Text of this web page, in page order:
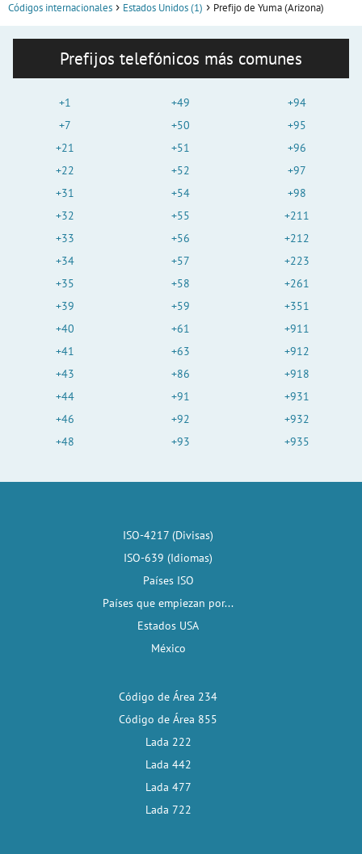
Códigos internacionales Estados Unidos (1) Prefijo de Yuma (Arizona)
Prefijos telefónicos más comunes
+1
+7
+21
+22
+31
+32
+33
+34
+35
+39
+40
+41
+43
+44
+46
+48
+49
+50
+51
+52
+54
+55
+56
+57
+58
+59
+61
+63
+86
+91
+92
+93
+94
+95
+96
+97
+98
+211
+212
+223
+261
+351
+911
+912
+918
+931
+932
+935
ISO-4217 (Divisas)
ISO-639 (Idiomas)
Países ISO
Países que empiezan por...
Estados USA
México
Código de Área 234
Código de Área 855
Lada 222
Lada 442
Lada 477
Lada 722